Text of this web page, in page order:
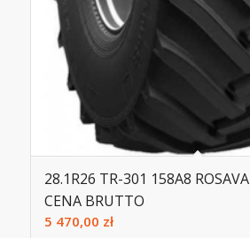
28.1R26 TR-301 158A8 ROSAVA
CENA BRUTTO
5 470,00 zł